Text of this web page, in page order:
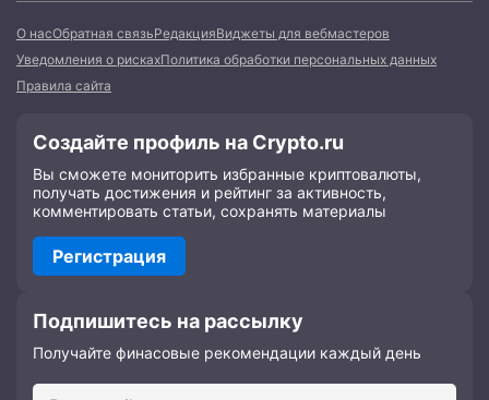
О насОбратная связьРедакцияВиджеты для вебмастеров
Уведомления о рискахПолитика обработки персональных данных
Правила сайта
Создайте профиль на Crypto.ru
Вы сможете мониторить избранные криптовалюты,
получать достижения и рейтинг за активность,
комментировать статьи, сохранять материалы
Регистрация
Подпишитесь на рассылку
Получайте финасовые рекомендации каждый день